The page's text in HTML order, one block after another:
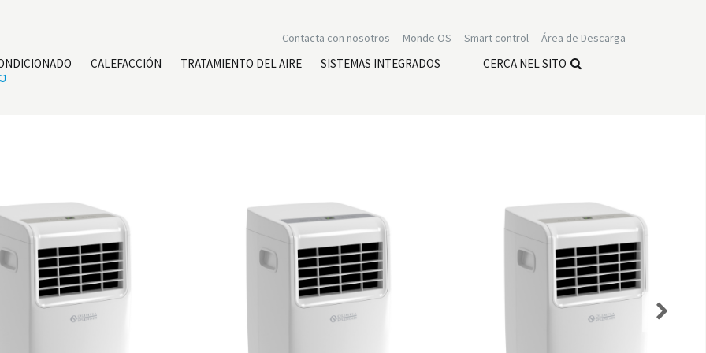
Área de Descarga
Smart control
Monde OS
Contacta con nosotros
CALEFACCIÓN TRATAMIENTO DEL AIRE SISTEMAS INTEGRADOS
CERCA NEL SITO